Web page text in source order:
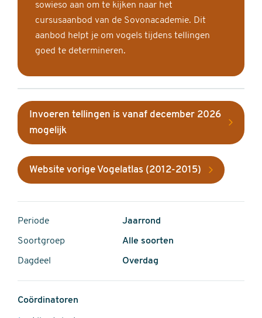
sowieso aan om te kijken naar het
cursusaanbod van de Sovonacademie. Dit
aanbod helpt je om vogels tijdens tellingen
goed te determineren.
Invoeren tellingen is vanaf december 2026
mogelijk
Website vorige Vogelatlas (2012-2015)
Periode Jaarrond
Soortgroep Alle soorten
Dagdeel Overdag
Coördinatoren